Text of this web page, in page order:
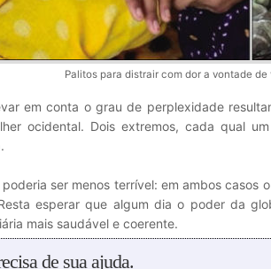
Palitos para distrair com dor a vontade
em conta o grau de perplexidade
ocidental. Dois extremos, cada qual
poderia ser menos terrível: em ambos
esperar que algum dia o poder da
mais saudável e coerente.
de sua ajuda.